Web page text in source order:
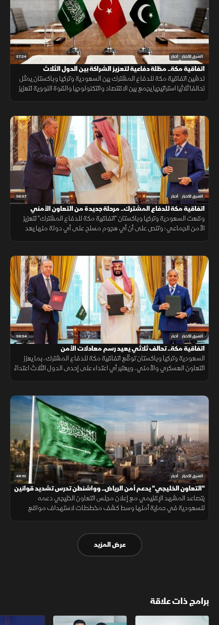
57:24 الشرق للأخبار أخبار
اتفاقية مكة.. مظلة دفاعية لتعزيز الشراكة بين الدول الثلاث
تدشين اتفاقية مكة للدفاع المشترك بين السعودية وتركيا وباكستان يمثل
تحالفا ثلاثيا استراتيجيا يجمع بين الاقتصاد والتكنولوجيا والقوة النووية لتعزيز
56:57 الشرق للأخبار أخبار
اتفاقية مكة للدفاع المشترك.. مرحلة جديدة من التعاون الأمني
وقعت السعودية وتركيا وباكستان "اتفاقية مكة للدفاع المشترك" لتعزيز
الأمن الجماعي؛ وتنص على أن أي هجوم مسلح على أي دولة منها يعد
59:54 الشرق للأخبار أخبار
اتفاقية مكة.. تحالف ثلاثي يعيد رسم معادلات الأمن
السعودية وتركيا وباكستان توقّع اتفاقية مكة للدفاع المشترك، بما يعزز
التعاون العسكري والأمني، ويعتبر أي اعتداء على إحدى الدول الثلاث اعتداءً
49:10 الشرق للأخبار أخبار
"التعاون الخليجي" يدعم أمن الرياض.. وواشنطن تدرس تشديد قوانين
الهجرة
يتصاعد المشهد الإقليمي مع إعلان مجلس التعاون الخليجي دعمه
للسعودية في حماية أمنها وسط كشف مخططات لاستهداف مواقع
عرض المزيد
برامج ذات علاقة
مع الشرق الأوسط الخبر الآخر تقارير الشرق